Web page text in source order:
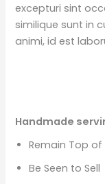
excepturi sint
similique sunt in
animi, id est
Handmade
Remain Top of
Be Seen to Sell